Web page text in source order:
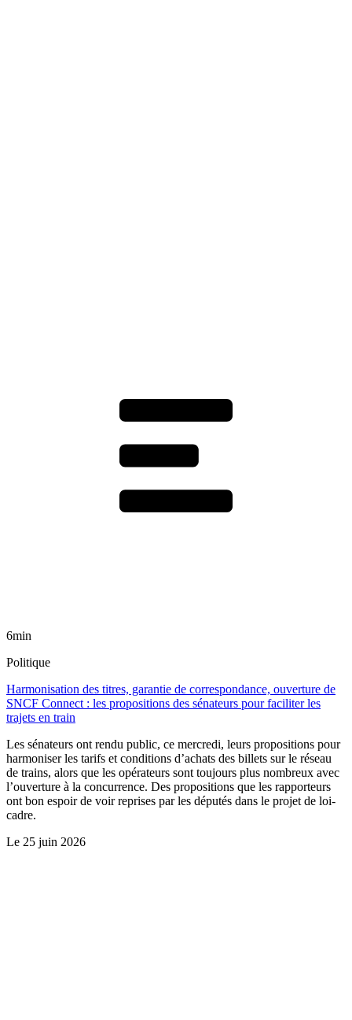
6min
Politique
Harmonisation des titres, garantie de correspondance, ouverture de
SNCF Connect : les propositions des sénateurs pour faciliter les
trajets en train
Les sénateurs ont rendu public, ce mercredi, leurs propositions pour
harmoniser les tarifs et conditions d’achats des billets sur le réseau
de trains, alors que les opérateurs sont toujours plus nombreux avec
l’ouverture à la concurrence. Des propositions que les rapporteurs
ont bon espoir de voir reprises par les députés dans le projet de loi-
cadre.
Le 25 juin 2026